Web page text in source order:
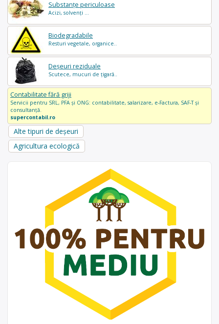
Substanțe periculoase
Acizi, solvenți ...
Biodegradabile
Resturi vegetale, organice..
Deșeuri reziduale
Scutece, mucuri de țigară..
Contabilitate fără griji
Servicii pentru SRL, PFA și ONG: contabilitate, salarizare, e-Factura, SAF-T și
consultanță.
supercontabil.ro
Alte tipuri de deșeuri
Agricultura ecologică